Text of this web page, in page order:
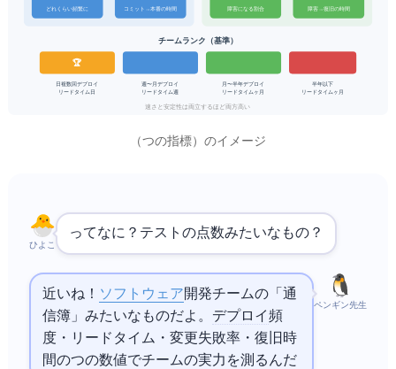
どれくらい頻繁に コミット→本番の時間 障害になる割合 障害→復旧の時間
チームランク（DORA基準）
🏆 Elite
1日複数回デプロイ
リードタイム<1日
週1〜月1デプロイ
リードタイム<1週
月1〜半年1デプロイ
リードタイム<6ヶ月
半年1以下
リードタイム> 6ヶ月
速さと安定性は両立する — Elite ほど両方高い
Four Keys（4つの指標）のイメージ
ひよこ
Four Keys ってなに？テストの点数みたいなもの？
ペンギン先生
近いね！ ソフトウェア開発チームの「通
信簿」みたいなものだよ。 デプロイ頻
度・リードタイム・変更失敗率・復旧時
間の4つの数値でチームの実力を測るんだ